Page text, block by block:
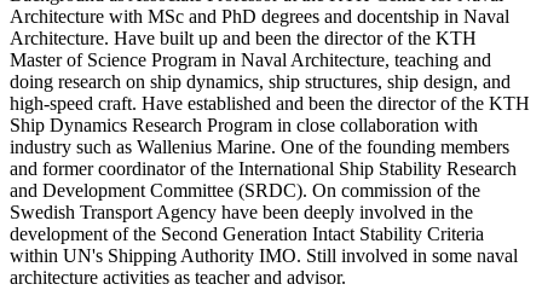
Architecture with MSc and PhD degrees and docentship in Naval
Architecture. Have built up and been the director of the KTH
Master of Science Program in Naval Architecture, teaching and
doing research on ship dynamics, ship structures, ship design, and
high-speed craft. Have established and been the director of the KTH
Ship Dynamics Research Program in close collaboration with
industry such as Wallenius Marine. One of the founding members
and former coordinator of the International Ship Stability Research
and Development Committee (SRDC). On commission of the
Swedish Transport Agency have been deeply involved in the
development of the Second Generation Intact Stability Criteria
within UN's Shipping Authority IMO. Still involved in some naval
architecture activities as teacher and advisor.